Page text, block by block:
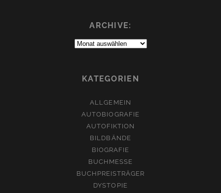
ARCHIVE:
Archive:
KATEGORIEN
ALLGEMEIN
AUTOBIOGRAFIE
AUTOFIKTION
BILDBÄNDE
BIOGRAFIE
BUCHMESSE
BUCHPREISTRÄGER
DYSTOPIE